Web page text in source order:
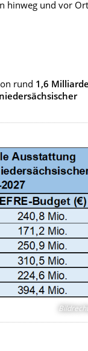
hinweg und vor
rund 1,6